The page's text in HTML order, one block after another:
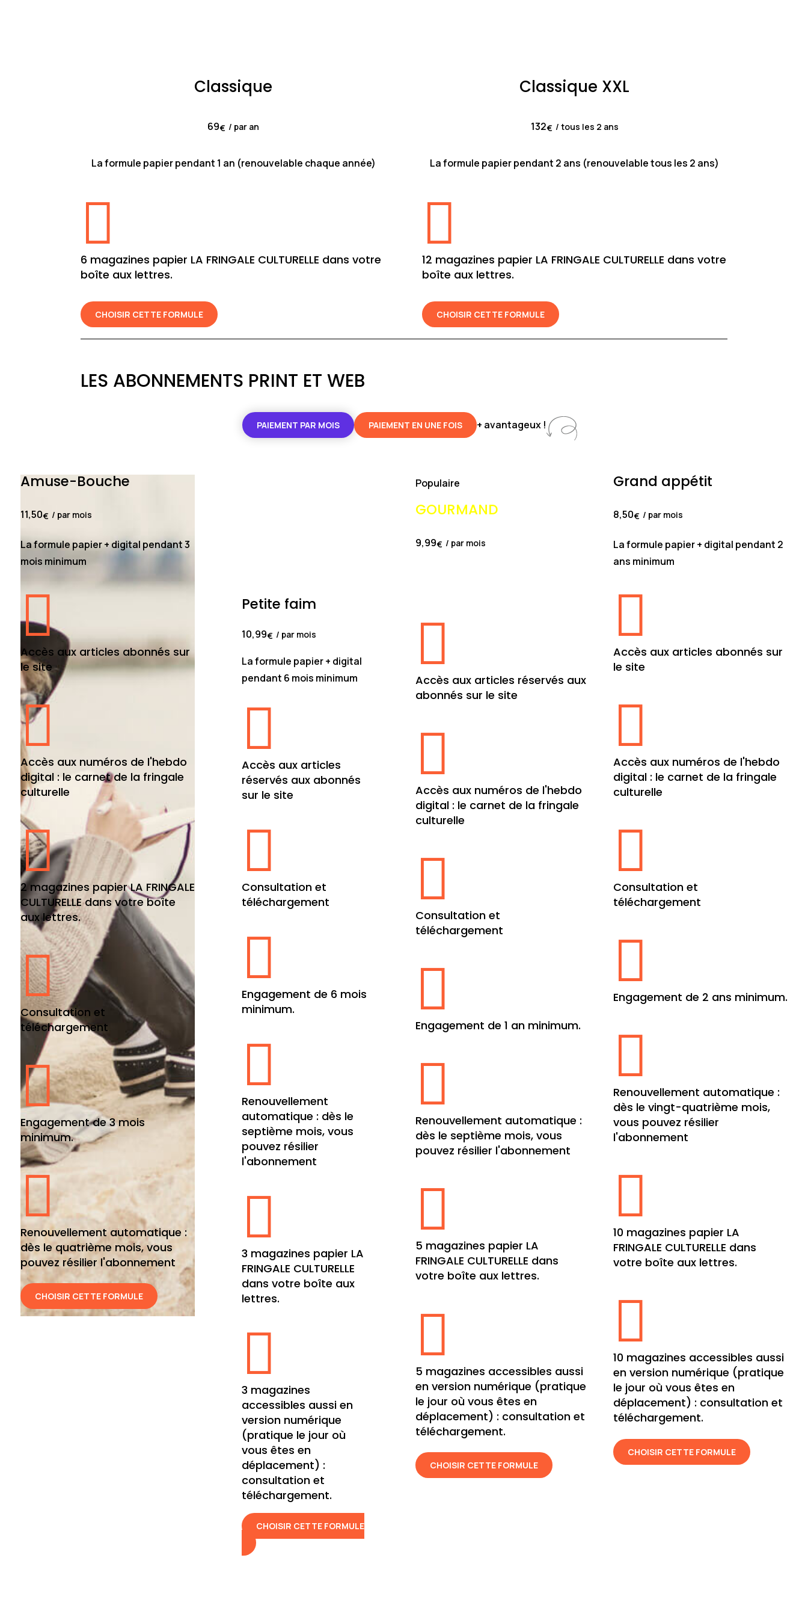
Classique
69€ / par an
La formule papier pendant 1 an (renouvelable chaque année)

6 magazines papier LA FRINGALE CULTURELLE dans votre
boîte aux lettres.
CHOISIR CETTE FORMULE
Classique XXL
132€ / tous les 2 ans
La formule papier pendant 2 ans (renouvelable tous les 2 ans)

12 magazines papier LA FRINGALE CULTURELLE dans votre
boîte aux lettres.
CHOISIR CETTE FORMULE
LES ABONNEMENTS PRINT ET WEB
PAIEMENT PAR MOIS PAIEMENT EN UNE FOIS + avantageux !
Amuse-Bouche
11,50€ / par mois
La formule papier + digital pendant 3
mois minimum

Accès aux articles abonnés sur
le site

Accès aux numéros de l'hebdo
digital : le carnet de la fringale
culturelle

2 magazines papier LA FRINGALE
CULTURELLE dans votre boîte
aux lettres.

Consultation et
téléchargement

Engagement de 3 mois
minimum.

Renouvellement automatique :
dès le quatrième mois, vous
pouvez résilier l'abonnement
CHOISIR CETTE FORMULE
Petite faim
10,99€ / par mois
La formule papier + digital
pendant 6 mois minimum

Accès aux articles
réservés aux abonnés
sur le site

Consultation et
téléchargement

Engagement de 6 mois
minimum.

Renouvellement
automatique : dès le
septième mois, vous
pouvez résilier
l'abonnement

3 magazines papier LA
FRINGALE CULTURELLE
dans votre boîte aux
lettres.

3 magazines
accessibles aussi en
version numérique
(pratique le jour où
vous êtes en
déplacement) :
consultation et
téléchargement.
CHOISIR CETTE FORMULE
Populaire
GOURMAND
9,99€ / par mois

Accès aux articles réservés aux
abonnés sur le site

Accès aux numéros de l'hebdo
digital : le carnet de la fringale
culturelle

Consultation et
téléchargement

Engagement de 1 an minimum.

Renouvellement automatique :
dès le septième mois, vous
pouvez résilier l'abonnement

5 magazines papier LA
FRINGALE CULTURELLE dans
votre boîte aux lettres.

5 magazines accessibles aussi
en version numérique (pratique
le jour où vous êtes en
déplacement) : consultation et
téléchargement.
CHOISIR CETTE FORMULE
Grand appétit
8,50€ / par mois
La formule papier + digital pendant 2
ans minimum

Accès aux articles abonnés sur
le site

Accès aux numéros de l'hebdo
digital : le carnet de la fringale
culturelle

Consultation et
téléchargement

Engagement de 2 ans minimum.

Renouvellement automatique :
dès le vingt-quatrième mois,
vous pouvez résilier
l'abonnement

10 magazines papier LA
FRINGALE CULTURELLE dans
votre boîte aux lettres.

10 magazines accessibles aussi
en version numérique (pratique
le jour où vous êtes en
déplacement) : consultation et
téléchargement.
CHOISIR CETTE FORMULE